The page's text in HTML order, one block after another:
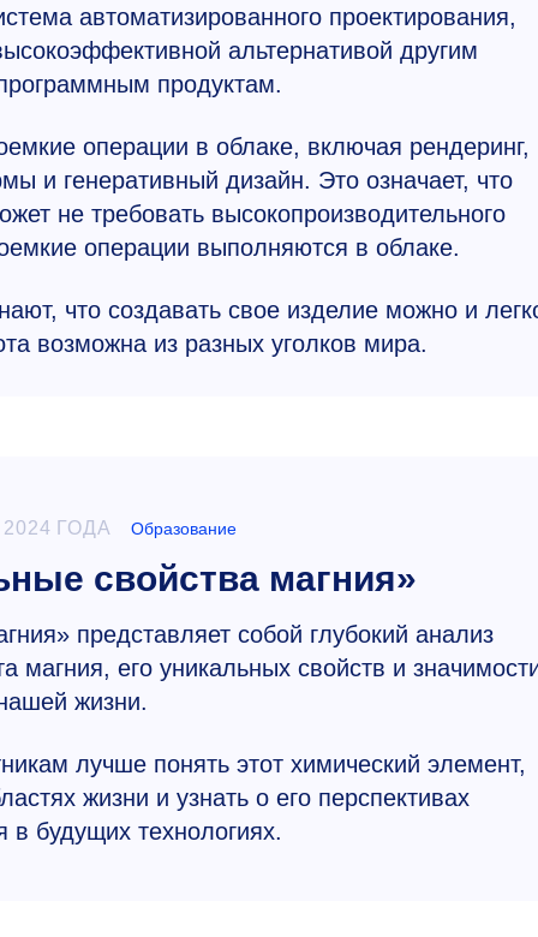
автоматизированного проектирования,
альтернативой другим
продуктам.
операции в облаке, включая рендеринг,
и генеративный дизайн. Это означает, что
не требовать высокопроизводительного
операции выполняются в облаке.
что создавать свое изделие можно и
возможна из разных уголков мира.
ГОДА Образование
свойства магния»
представляет собой глубокий анализ
магния, его уникальных свойств и
жизни.
лучше понять этот химический элемент,
жизни и узнать о его перспективах
в будущих технологиях.